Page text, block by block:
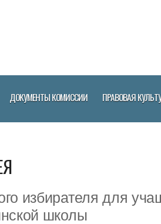
ДОКУМЕНТЫ КОМИССИИ ПРАВОВАЯ
избирателя для
школы